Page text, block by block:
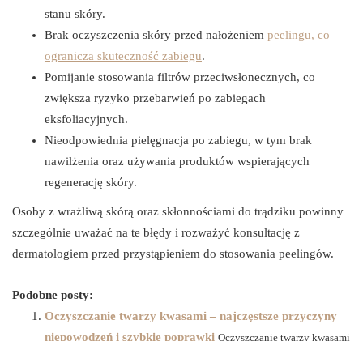
stanu skóry.
Brak oczyszczenia skóry przed nałożeniem peelingu, co
ogranicza skuteczność zabiegu.
Pomijanie stosowania filtrów przeciwsłonecznych, co
zwiększa ryzyko przebarwień po zabiegach
eksfoliacyjnych.
Nieodpowiednia pielęgnacja po zabiegu, w tym brak
nawilżenia oraz używania produktów wspierających
regenerację skóry.
Osoby z wrażliwą skórą oraz skłonnościami do trądziku powinny
szczególnie uważać na te błędy i rozważyć konsultację z
dermatologiem przed przystąpieniem do stosowania peelingów.
Podobne posty:
Oczyszczanie twarzy kwasami – najczęstsze przyczyny
niepowodzeń i szybkie poprawki Oczyszczanie twarzy kwasami